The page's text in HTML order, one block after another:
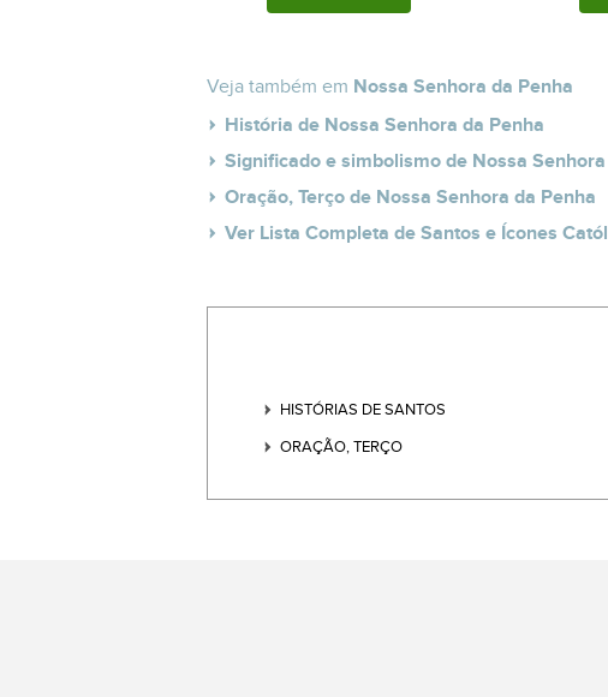
Veja também em Nossa Senhora da Penha
História de Nossa Senhora da Penha
Significado e simbolismo de Nossa
Oração, Terço de Nossa Senhora da Penha
Ver Lista Completa de Santos e Ícones
HISTÓRIAS DE SANTOS
ORAÇÃO, TERÇO